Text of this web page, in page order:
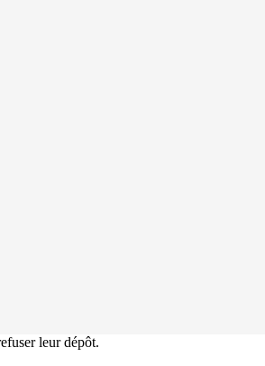
leur dépôt.